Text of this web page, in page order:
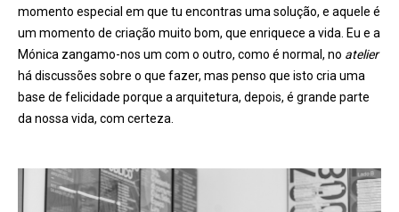
momento especial em que tu encontras uma solução, e aquele é
um momento de criação muito bom, que enriquece a vida. Eu e a
Mónica zangamo-nos um com o outro, como é normal, no atelier
há discussões sobre o que fazer, mas penso que isto cria uma
base de felicidade porque a arquitetura, depois, é grande parte
da nossa vida, com certeza.